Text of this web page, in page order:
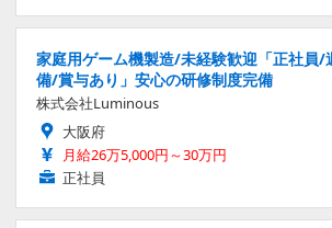
家庭用ゲーム機製造/未経験歓迎「正社員/
備/賞与あり」安心の研修制度完備
株式会社Luminous
大阪府
月給26万5,000円～30万円
正社員